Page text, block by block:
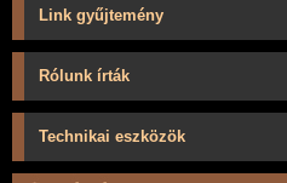
Link gyűjtemény
Rólunk írták
Technikai eszközök